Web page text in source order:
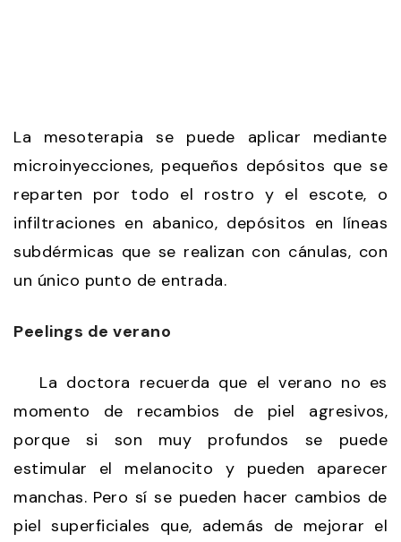
La mesoterapia se puede aplicar mediante
microinyecciones, pequeños depósitos que se
reparten por todo el rostro y el escote, o
infiltraciones en abanico, depósitos en líneas
subdérmicas que se realizan con cánulas, con
un único punto de entrada.
Peelings de verano
La doctora recuerda que el verano no es
momento de recambios de piel agresivos,
porque si son muy profundos se puede
estimular el melanocito y pueden aparecer
manchas. Pero sí se pueden hacer cambios de
piel superficiales que, además de mejorar el